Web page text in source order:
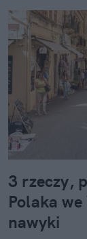
3 rzeczy,
Polaka
nawyki